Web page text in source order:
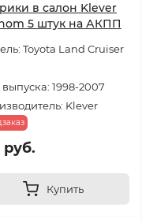
в салон Klever
5 штук на АКПП
Toyota Land Cruiser
выпуска: 1998-2007
Klever
руб.
Купить